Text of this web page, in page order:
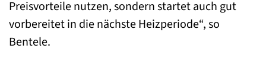
Preisvorteile nutzen, sondern startet auch gut
vorbereitet in die nächste Heizperiode“, so
Bentele.